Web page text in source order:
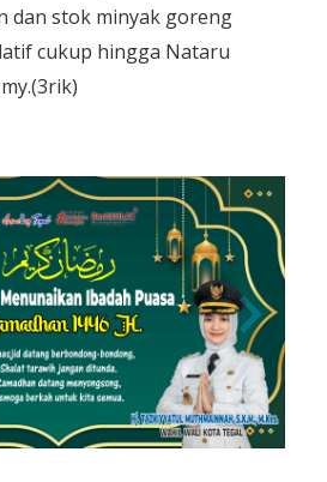
dan stok minyak goreng
cukup hingga Nataru